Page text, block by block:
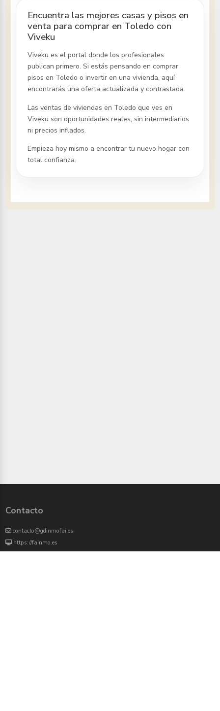
Encuentra las mejores casas y pisos en
venta para comprar en Toledo con
Viveku
Viveku es el portal donde los profesionales
publican primero. Si estás pensando en comprar
pisosen Toledo o invertir en una vivienda, aquí
encontrarás una oferta actualizada y contrastada.
Las ventas de viviendasen Toledo que ves en
Viveku son oportunidades reales, sin intermediarios
ni precios inflados.
Empieza hoy mismo a encontrar tu nuevo hogar con
total confianza.
Contacto
contacto@gdinmofai.es
https://fainmo.es